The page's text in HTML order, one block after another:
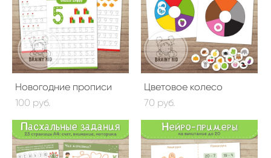
Новогодние прописи
100 pуб.
Цветовое колесо
70 pуб.